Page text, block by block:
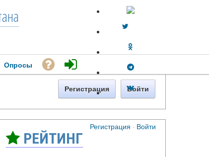
Регистрация · Войти
Опросы
Регистрация Войти
РЕЙТИНГ